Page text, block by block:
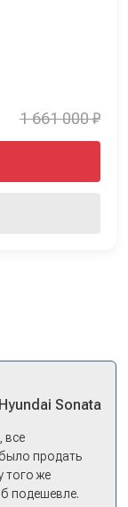
1 661 000 ₽
Hyundai Sonata
все
продать
того же
подешевле.